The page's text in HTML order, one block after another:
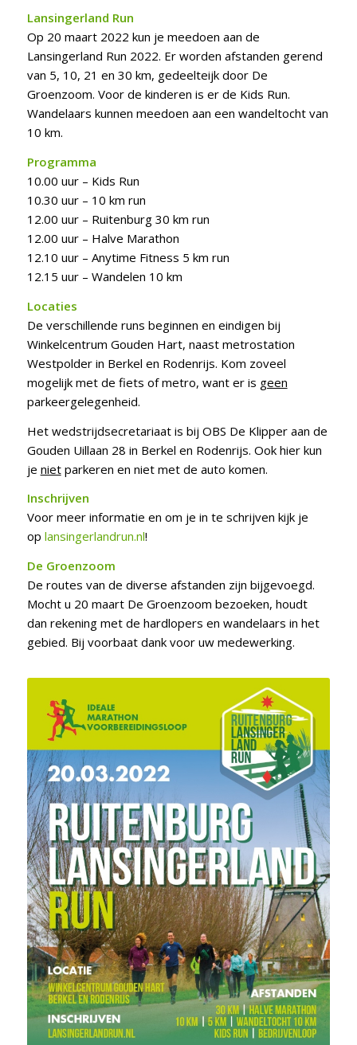
Lansingerland Run
Op 20 maart 2022 kun je meedoen aan de
Lansingerland Run 2022. Er worden afstanden gerend
van 5, 10, 21 en 30 km, gedeelteijk door De
Groenzoom. Voor de kinderen is er de Kids Run.
Wandelaars kunnen meedoen aan een wandeltocht van
10 km.
Programma
10.00 uur – Kids Run
10.30 uur – 10 km run
12.00 uur – Ruitenburg 30 km run
12.00 uur – Halve Marathon
12.10 uur – Anytime Fitness 5 km run
12.15 uur – Wandelen 10 km
Locaties
De verschillende runs beginnen en eindigen bij
Winkelcentrum Gouden Hart, naast metrostation
Westpolder in Berkel en Rodenrijs. Kom zoveel
mogelijk met de fiets of metro, want er is geen
parkeergelegenheid.
Het wedstrijdsecretariaat is bij OBS De Klipper aan de
Gouden Uillaan 28 in Berkel en Rodenrijs. Ook hier kun
je nietparkeren en niet met de auto komen.
Inschrijven
Voor meer informatie en om je in te schrijven kijk je
op lansingerlandrun.nl!
De Groenzoom
De routes van de diverse afstanden zijn bijgevoegd.
Mocht u 20 maart De Groenzoom bezoeken, houdt
dan rekening met de hardlopers en wandelaars in het
gebied. Bij voorbaat dank voor uw medewerking.